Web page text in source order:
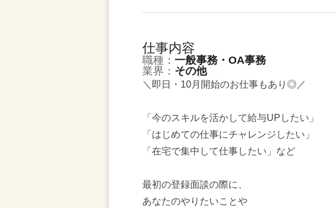
仕事内容
職種： 一般事務・OA事務
業界： その他
＼即日・10月開始のお仕事もあり◎／
「今のスキルを活かして給与UPしたい」
「はじめての仕事にチャレンジしたい」
「在宅で集中して仕事したい」など
最初の登録面談の際に、
あなたのやりたいことや